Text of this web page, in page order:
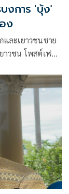
งการ 'บุ้ง'
ง
และเยาวชนชาย
าวชน โพสต์เฟ